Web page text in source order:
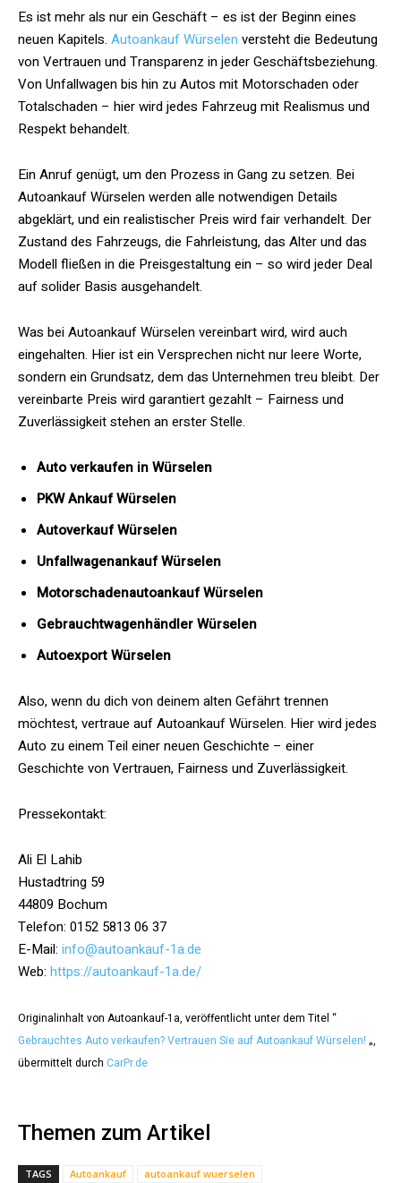
Es ist mehr als nur ein Geschäft – es ist der Beginn eines
neuen Kapitels. Autoankauf Würselen versteht die Bedeutung
von Vertrauen und Transparenz in jeder Geschäftsbeziehung.
Von Unfallwagen bis hin zu Autos mit Motorschaden oder
Totalschaden – hier wird jedes Fahrzeug mit Realismus und
Respekt behandelt.
Ein Anruf genügt, um den Prozess in Gang zu setzen. Bei
Autoankauf Würselen werden alle notwendigen Details
abgeklärt, und ein realistischer Preis wird fair verhandelt. Der
Zustand des Fahrzeugs, die Fahrleistung, das Alter und das
Modell fließen in die Preisgestaltung ein – so wird jeder Deal
auf solider Basis ausgehandelt.
Was bei Autoankauf Würselen vereinbart wird, wird auch
eingehalten. Hier ist ein Versprechen nicht nur leere Worte,
sondern ein Grundsatz, dem das Unternehmen treu bleibt. Der
vereinbarte Preis wird garantiert gezahlt – Fairness und
Zuverlässigkeit stehen an erster Stelle.
Auto verkaufen in Würselen
PKW Ankauf Würselen
Autoverkauf Würselen
Unfallwagenankauf Würselen
Motorschadenautoankauf Würselen
Gebrauchtwagenhändler Würselen
Autoexport Würselen
Also, wenn du dich von deinem alten Gefährt trennen
möchtest, vertraue auf Autoankauf Würselen. Hier wird jedes
Auto zu einem Teil einer neuen Geschichte – einer
Geschichte von Vertrauen, Fairness und Zuverlässigkeit.
Pressekontakt:
Ali El Lahib
Hustadtring 59
44809 Bochum
Telefon: 0152 5813 06 37
E-Mail: info@autoankauf-1a.de
Web: https://autoankauf-1a.de/
Originalinhalt von Autoankauf-1a, veröffentlicht unter dem Titel “
Gebrauchtes Auto verkaufen? Vertrauen Sie auf Autoankauf Würselen! „,
übermittelt durch CarPr.de
Themen zum Artikel
TAGS Autoankauf autoankauf wuerselen